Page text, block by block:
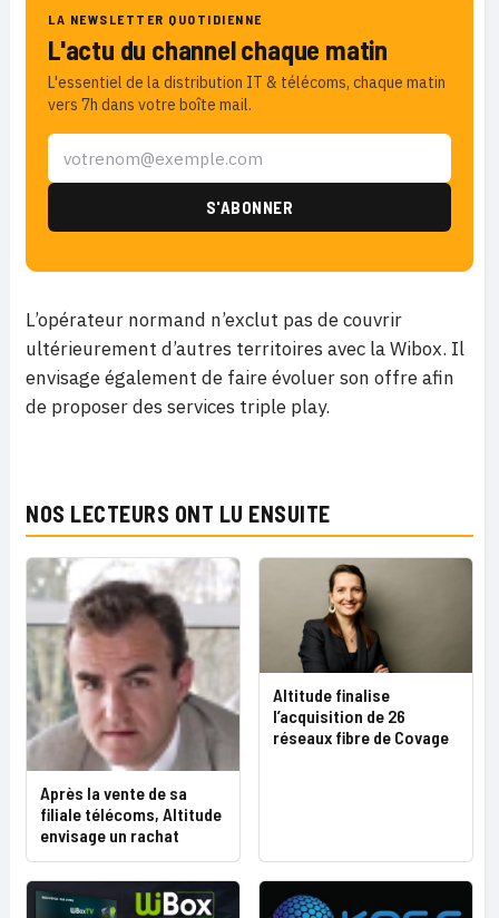
LA NEWSLETTER QUOTIDIENNE
L'actu du channel chaque matin
L'essentiel de la distribution IT & télécoms, chaque matin
vers 7h dans votre boîte mail.
L’opérateur normand n’exclut pas de couvrir
ultérieurement d’autres territoires avec la Wibox. Il
envisage également de faire évoluer son offre afin
de proposer des services triple play.
NOS LECTEURS ONT LU ENSUITE
Après la vente de sa
filiale télécoms, Altitude
envisage un rachat
Altitude finalise
l’acquisition de 26
réseaux fibre de Covage